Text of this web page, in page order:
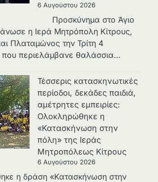
6 Αυγούστου 2026
Προσκύνημα στο Άγιο
η Ιερά Μητρόπολη Κίτρους,
Πλαταμώνος την Τρίτη 4
που περιελάμβανε θαλάσσια…
Τέσσερις κατασκηνωτικές
περίοδοι, δεκάδες παιδιά,
αμέτρητες εμπειρίες:
Ολοκληρώθηκε η
«Κατασκήνωση στην
πόλη» της Ιεράς
Μητροπόλεως Κίτρους
6 Αυγούστου 2026
η δράση «Κατασκήνωση στην